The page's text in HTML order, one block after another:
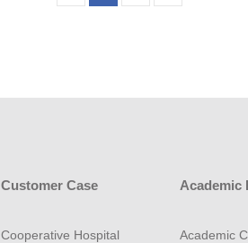
Customer Case
Cooperative Hospital
Academic
Academic